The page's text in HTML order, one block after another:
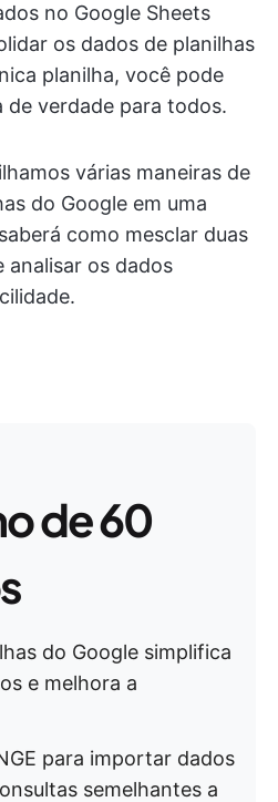
no Google Sheets
os dados de planilhas
planilha, você pode
verdade para todos.
várias maneiras de
do Google em uma
como mesclar duas
analisar os dados
de 60
do Google simplifica
e melhora a
para importar dados
semelhantes a